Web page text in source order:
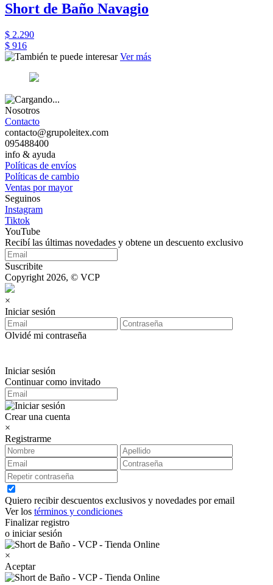
Short de Baño Navagio
$ 2.290
$ 916
Ver más
Nosotros
Contacto
contacto@grupoleitex.com
095488400
info & ayuda
Políticas de envíos
Políticas de cambio
Ventas por mayor
Seguinos
Instagram
Tiktok
YouTube
Recibí las últimas novedades y obtene un descuento exclusivo
Suscribite
Copyright 2026, © VCP
×
Iniciar sesión
Olvidé mi contraseña
Iniciar sesión
Continuar como invitado
Crear una cuenta
×
Registrarme
Quiero recibir descuentos exclusivos y novedades por email
Ver los términos y condiciones
Finalizar registro
o iniciar sesión
×
Aceptar